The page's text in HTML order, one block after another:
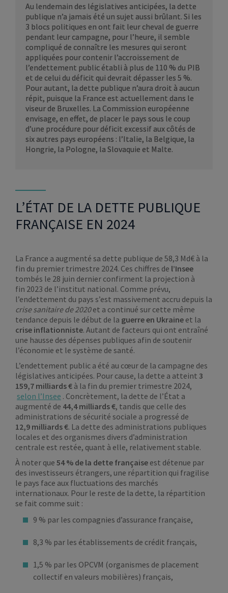
Au lendemain des législatives anticipées, la dette
publique n’a jamais été un sujet aussi brûlant. Si les
3 blocs politiques en ont fait leur cheval de guerre
pendant leur campagne, pour l’heure, il semble
compliqué de connaître les mesures qui seront
appliquées pour contenir l’accroissement de
l’endettement public établi à plus de 110 % du PIB
et de celui du déficit qui devrait dépasser les 5 %.
Pour autant, la dette publique n’aura droit à aucun
répit, puisque la France est actuellement dans le
viseur de Bruxelles. La Commission européenne
envisage, en effet, de placer le pays sous le coup
d’une procédure pour déficit excessif aux côtés de
six autres pays européens : l’Italie, la Belgique, la
Hongrie, la Pologne, la Slovaquie et Malte.
L’ÉTAT DE LA DETTE PUBLIQUE
FRANÇAISE EN 2024
La France a augmenté sa dette publique de 58,3 Md€ à la
fin du premier trimestre 2024. Ces chiffres de l’Insee
tombés le 28 juin dernier confirment la projection à
fin 2023 de l’institut national. Comme prévu,
l’endettement du pays s’est massivement accru depuis la
crise sanitaire de 2020et a continué sur cette même
tendance depuis le début de la guerre en Ukraine et la
crise inflationniste. Autant de facteurs qui ont entraîné
une hausse des dépenses publiques afin de soutenir
l’économie et le système de santé.
L’endettement public a été au cœur de la campagne des
législatives anticipées. Pour cause, la dette a atteint 3
159,7 milliards € à la fin du premier trimestre 2024,
selon l’Insee . Concrètement, la dette de l’État a
augmenté de 44,4 milliards €, tandis que celle des
administrations de sécurité sociale a progressé de
12,9 milliards €. La dette des administrations publiques
locales et des organismes divers d’administration
centrale est restée, quant à elle, relativement stable.
À noter que 54 % de la dette française est détenue par
des investisseurs étrangers, une répartition qui fragilise
le pays face aux fluctuations des marchés
internationaux. Pour le reste de la dette, la répartition
se fait comme suit :
9 % par les compagnies d’assurance française,
8,3 % par les établissements de crédit français,
1,5 % par les OPCVM (organismes de placement
collectif en valeurs mobilières) français,